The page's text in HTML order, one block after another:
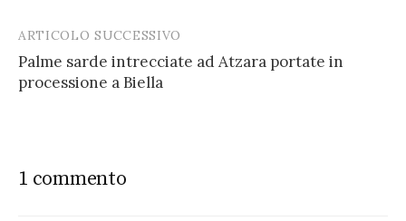
ARTICOLO SUCCESSIVO
Palme sarde intrecciate ad Atzara portate in
processione a Biella
1 commento